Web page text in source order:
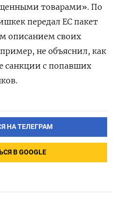
товарами». По
передал ЕС пакет
описанием своих
не объяснил, как
санкции с попавших
НА ТЕЛЕГРАМ
В GOOGLE